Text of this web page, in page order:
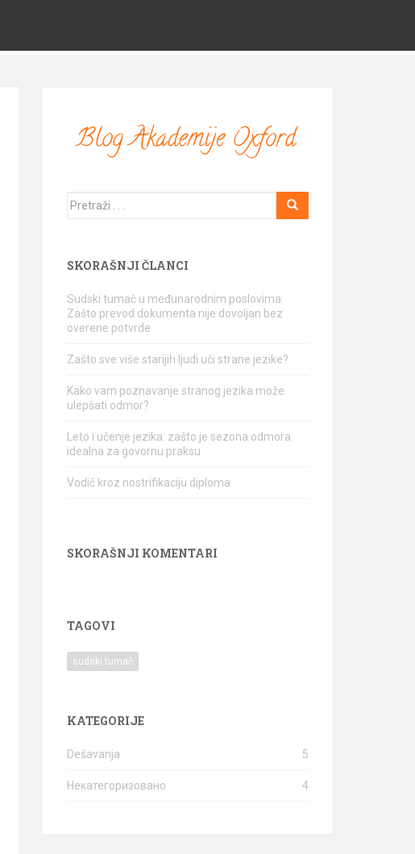
Traži
SKORAŠNJI ČLANCI
Sudski tumač u međunarodnim poslovima:
Zašto prevod dokumenta nije dovoljan bez
overene potvrde
Zašto sve više starijih ljudi uči strane jezike?
Kako vam poznavanje stranog jezika može
ulepšati odmor?
Leto i učenje jezika: zašto je sezona odmora
idealna za govornu praksu
Vodič kroz nostrifikaciju diploma
SKORAŠNJI KOMENTARI
TAGOVI
sudski tumač
KATEGORIJE
Dešavanja 5
Некатегоризовано 4